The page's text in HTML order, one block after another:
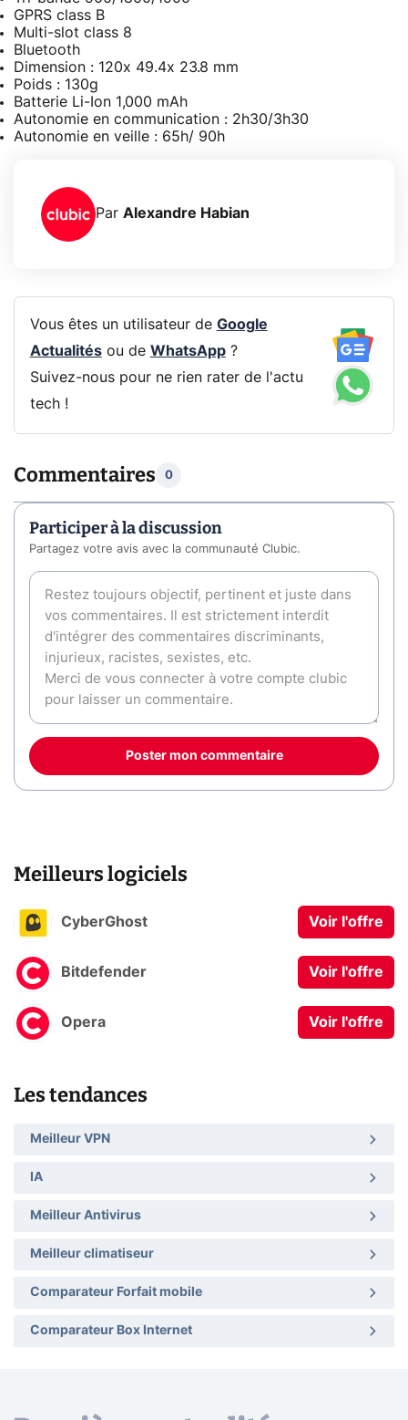
GPRS class B
Multi-slot class 8
Bluetooth
Dimension : 120x 49.4x 23.8 mm
Poids : 130g
Batterie Li-Ion 1,000 mAh
Autonomie en communication : 2h30/3h30
Autonomie en veille : 65h/ 90h
Par Alexandre Habian
Vous êtes un utilisateur de Google
Actualitésou de WhatsApp?
Suivez-nous pour ne rien rater de l'actu
tech !
Commentaires 0
Participer à la discussion
Partagez votre avis avec la communauté Clubic.
Poster mon commentaire
Meilleurs logiciels
CyberGhost Voir l'offre
Bitdefender Voir l'offre
Opera Voir l'offre
Les tendances
Meilleur VPN
IA
Meilleur Antivirus
Meilleur climatiseur
Comparateur Forfait mobile
Comparateur Box Internet